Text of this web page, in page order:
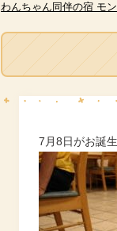
わんちゃん同伴の宿 モ
7月8日がお誕